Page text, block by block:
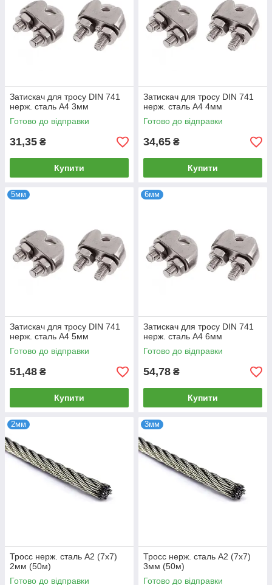
Затискач для тросу DIN 741
нерж. сталь А4 3мм
Готово до відправки
31,35 ₴
Купити
Затискач для тросу DIN 741
нерж. сталь А4 4мм
Готово до відправки
34,65 ₴
Купити
5мм
Затискач для тросу DIN 741
нерж. сталь А4 5мм
Готово до відправки
51,48 ₴
Купити
6мм
Затискач для тросу DIN 741
нерж. сталь А4 6мм
Готово до відправки
54,78 ₴
Купити
2мм
Тросс нерж. сталь А2 (7x7)
2мм (50м)
Готово до відправки
3мм
Тросс нерж. сталь А2 (7x7)
3мм (50м)
Готово до відправки